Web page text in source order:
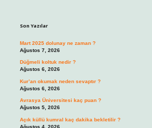
Son Yazılar
Mart 2025 dolunay ne zaman ?
Ağustos 7, 2026
Düğmeli koltuk nedir ?
Ağustos 6, 2026
Kur’an okumak neden sevaptır ?
Ağustos 6, 2026
Avrasya Üniversitesi kaç puan ?
Ağustos 5, 2026
Açık küllü kumral kaç dakika bekletilir ?
Ağustos 4, 2026